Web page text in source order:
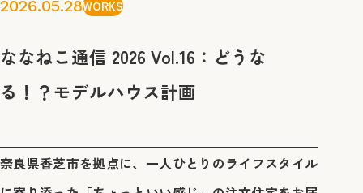
2026.05.28WORKS
ななねこ通信 2026 Vol.16：どうな
る！？モデルハウス計画
奈良県香芝市を拠点に、一人ひとりのライフスタイル